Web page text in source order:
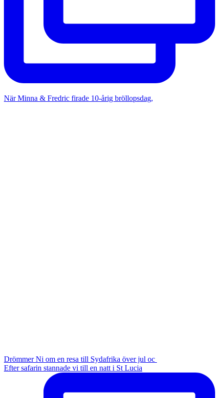
När Minna & Fredric firade 10-årig bröllopsdag,
Drömmer Ni om en resa till Sydafrika över jul oc
Efter safarin stannade vi till en natt i St Lucia